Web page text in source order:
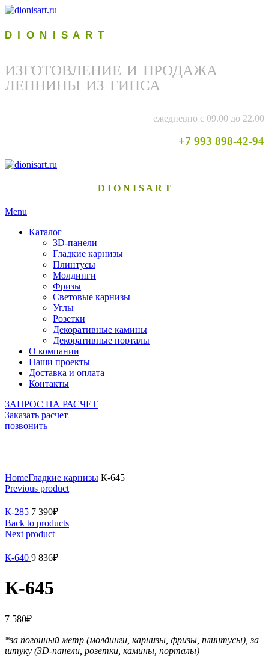
D I O N I S A R T
ИЗГОТОВЛЕНИЕ И ПРОДАЖА
ЛЕПНИНЫ ИЗ ГИПСА
ежедневно с 09.00 до 22.00
+7 993 898-42-94
D I O N I S A R T
Menu
Каталог
3D-панели
Гладкие карнизы
Плинтусы
Молдинги
Фризы
Световые карнизы
Углы
Розетки
Декоративные камины
Декоративные порталы
О компании
Наши проекты
Доставка и оплата
Контакты
ЗАПРОС НА РАСЧЕТ
Заказать расчет
позвонить
HomeГладкие карнизы К-645
Previous product
К-285 7 390₽
Back to products
Next product
К-640 9 836₽
К-645
7 580₽
*за погонный метр (молдинги, карнизы, фризы, плинтусы), за
штуку (3D-панели, розетки, камины, порталы)